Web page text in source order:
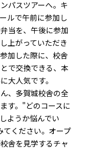
パスツアーへ。キ
ルで午前に参加し
当を、午後に参加
上がっていただき
加した際に、校舎
で交換できる、本
大人気です。
、多賀城校舎の全
す。"どのコースに
ようか悩んでい
ください。オープ
舎を見学するチャ